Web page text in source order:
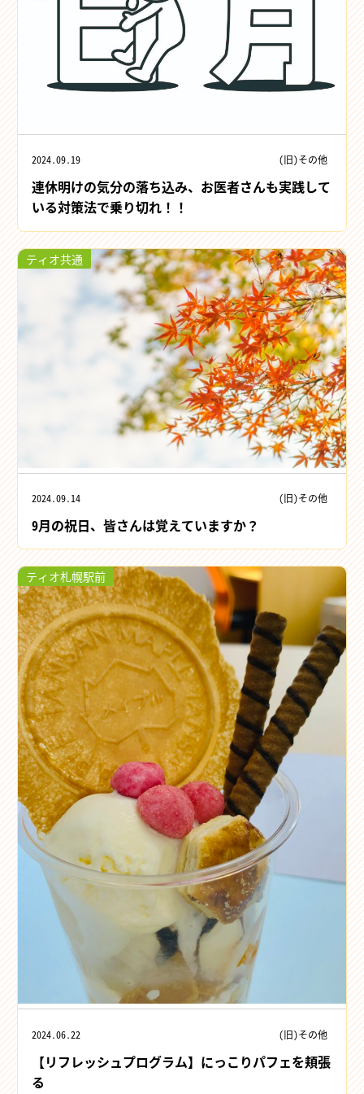
2024.09.19 (旧)その他
連休明けの気分の落ち込み、お医者さんも実践して
いる対策法で乗り切れ！！
ティオ共通
2024.09.14 (旧)その他
9月の祝日、皆さんは覚えていますか？
ティオ札幌駅前
2024.06.22 (旧)その他
【リフレッシュプログラム】にっこりパフェを頬張
る